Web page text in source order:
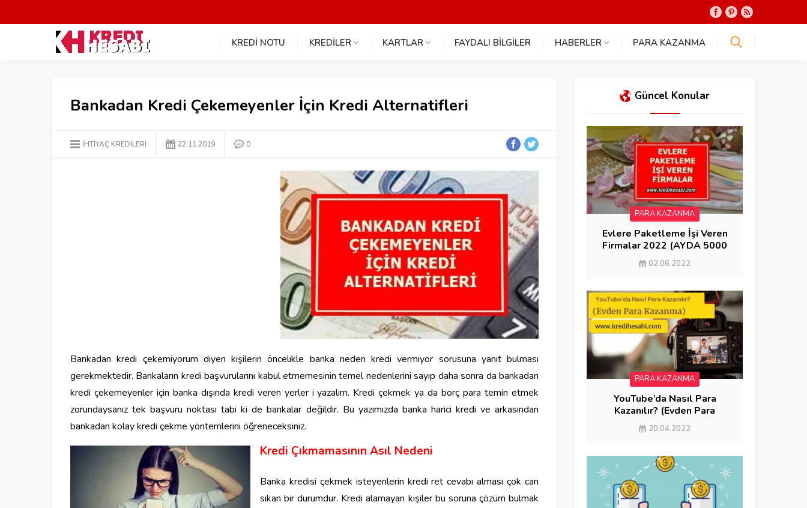
KREDİ NOTU KREDİLER KARTLAR FAYDALI BİLGİLER HABERLER PARA KAZANMA
Bankadan Kredi Çekemeyenler İçin Kredi Alternatifleri
İHTIYAÇ KREDILERI 22.11.2019 0
Bankadan kredi çekemiyorum diyen kişilerin öncelikle banka neden kredi vermiyor sorusuna yanıt bulması
gerekmektedir. Bankaların kredi başvurularını kabul etmemesinin temel nedenlerini sayıp daha sonra da bankadan
kredi çekemeyenler için banka dışında kredi veren yerler i yazalım. Kredi çekmek ya da borç para temin etmek
zorundaysanız tek başvuru noktası tabi ki de bankalar değildir. Bu yazımızda banka harici kredi ve arkasından
bankadan kolay kredi çekme yöntemlerini öğreneceksiniz.
Kredi Çıkmamasının Asıl Nedeni
Banka kredisi çekmek isteyenlerin kredi ret cevabı alması çok can
sıkan bir durumdur. Kredi alamayan kişiler bu soruna çözüm bulmak
Güncel Konular
PARA KAZANMA
Evlere Paketleme İşi Veren
Firmalar 2022 (AYDA 5000
KAZAN)
02.06.2022
PARA KAZANMA
YouTube’da Nasıl Para
Kazanılır? (Evden Para
Kazanma)
20.04.2022